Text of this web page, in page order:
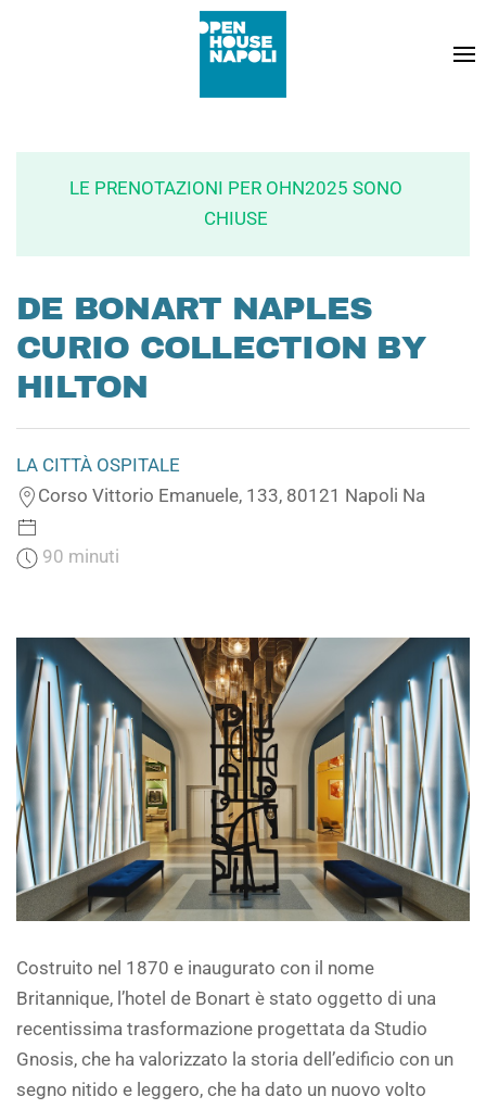
LE PRENOTAZIONI PER OHN2025 SONO
CHIUSE
DE BONART NAPLES
CURIO COLLECTION BY
HILTON
LA CITTÀ OSPITALE
Corso Vittorio Emanuele, 133, 80121 Napoli Na
90 minuti
Costruito nel 1870 e inaugurato con il nome
Britannique, l’hotel de Bonart è stato oggetto di una
recentissima trasformazione progettata da Studio
Gnosis, che ha valorizzato la storia dell’edificio con un
segno nitido e leggero, che ha dato un nuovo volto